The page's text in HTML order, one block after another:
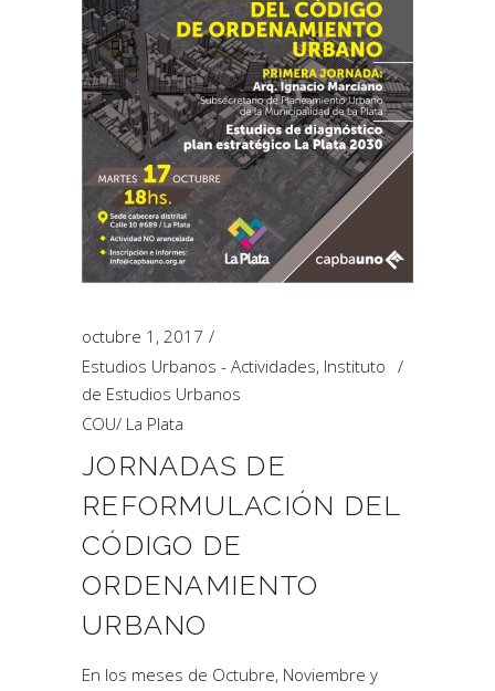
octubre 1, 2017
Estudios Urbanos - Actividades, Instituto
de Estudios Urbanos
COU/ La Plata
JORNADAS DE
REFORMULACIÓN DEL
CÓDIGO DE
ORDENAMIENTO
URBANO
En los meses de Octubre, Noviembre y